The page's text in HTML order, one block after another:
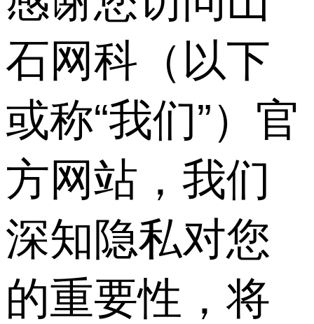
石网科（以下
或称“我们”）官
方网站，我们
深知隐私对您
的重要性，将